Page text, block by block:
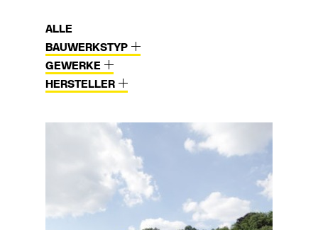
ALLE
BAUWERKSTYP
GEWERKE
HERSTELLER